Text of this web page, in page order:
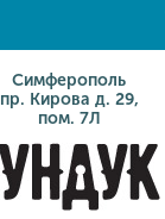
Симферополь
пр. Кирова д. 29,
пом. 7Л